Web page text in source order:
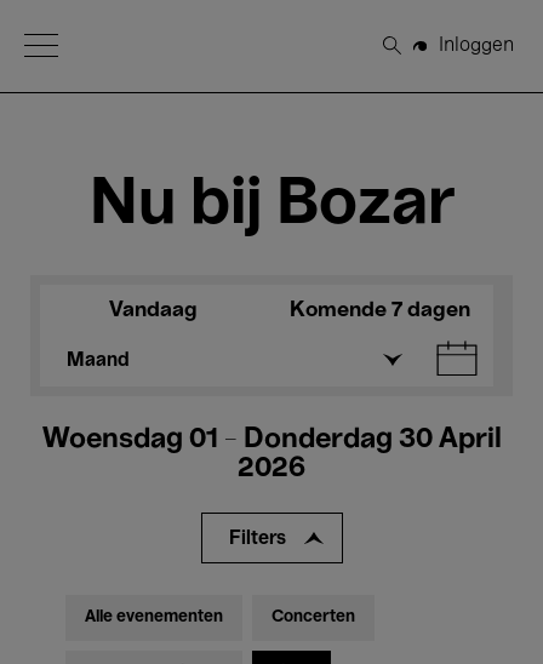
Open Menu
Zoeken
Inloggen
Nu bij Bozar
Vandaag Komende 7 dagen
Maand
Woensdag 01 - Donderdag 30 April
2026
Filters
Alle evenementen Concerten